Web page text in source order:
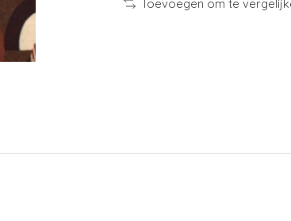
Toevoegen om te